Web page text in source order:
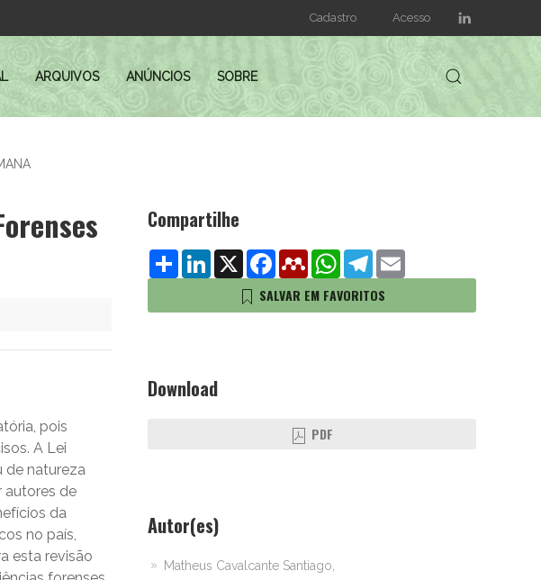
Cadastro Acesso
ARQUIVOS ANÚNCIOS SOBRE
pois
A Lei
de natureza
autores de
da
no país,
esta revisão
Compartilhe
ShareLinkedIn
X FacebookMendeleyWhatsApp
Telegram
Email
SALVAR EM FAVORITOS
Download
PDF
Autor(es)
Matheus Cavalcante Santiago,